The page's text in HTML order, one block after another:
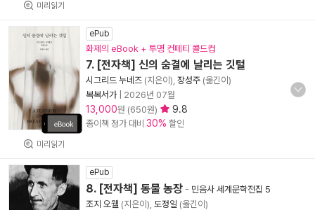
미리읽기
미리읽기
ePub
화제의 eBook + 투명 컨페티 콜드컵
7. [전자책] 신의 숨결에 날리는 깃털
시그리드 누네즈 (지은이), 장성주 (옮긴이)
복복서가| 2026년 07월
13,000원 (650원) 9.8
종이책 정가 대비 30% 할인
ePub
8. [전자책] 동물 농장 - 민음사 세계문학전집 5
조지 오웰 (지은이), 도정일 (옮긴이)